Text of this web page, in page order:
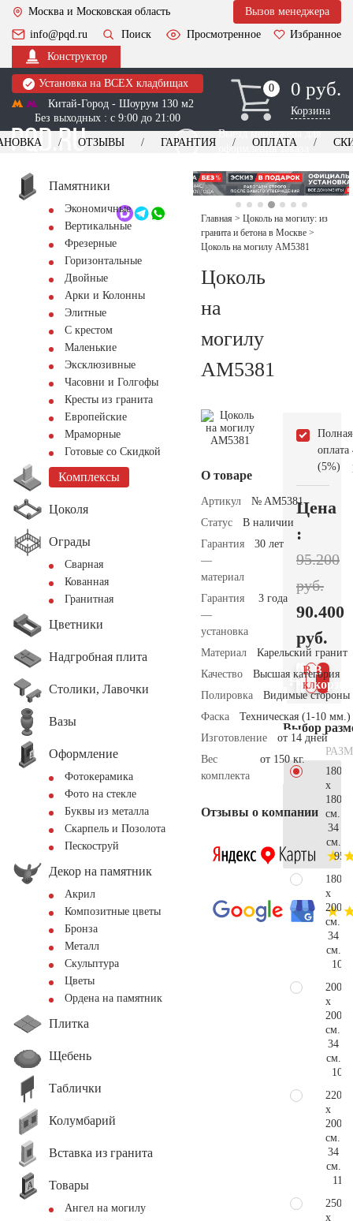
Москва и Московская область
Вызов менеджера
info@pqd.ru
Поиск Просмотренное
Избранное
Конструктор
Установка на ВСЕХ кладбищах
Китай-Город - Шоурум 130 м2
Без выходных : с 9:00 до 21:00
0
0 0 руб.
Корзина
Выезд менеджера для
оформления заказа
+7 (495) 518-44-23
Обратный звонок
ОТЗЫВЫ ГАРАНТИЯ ОПЛАТА
Памятники
Экономичные
Вертикальные
Фрезерные
Горизонтальные
Двойные
Арки и Колонны
Элитные
С крестом
Маленькие
Эксклюзивные
Часовни и Голгофы
Кресты из гранита
Европейские
Мраморные
Готовые со Скидкой
Комплексы
Цоколя
Ограды
Сварная
Кованная
Гранитная
Цветники
Надгробная плита
Столики, Лавочки
Вазы
Оформление
Фотокерамика
Фото на стекле
Буквы из металла
Скарпель и Позолота
Пескоструй
Декор на памятник
Акрил
Композитные цветы
Бронза
Металл
Скульптура
Цветы
Ордена на памятник
Плитка
Щебень
Таблички
Колумбарий
Вставка из гранита
Товары
Ангел на могилу
Главная > Цоколь на могилу: из
гранита и бетона в Москве >
Цоколь на могилу AM5381
Цоколь
на
могилу
AM5381
О товаре
Артикул
№ AM5381
Статус
В наличии
Гарантия
—
материал
30 лет
Гарантия
—
установка
3 года
Материал
Карельский гранит
Качество
Высшая категория
Полировка
Видимые стороны
Фаска
Техническая (1-10 мм.)
Изготовление
от 14 дней
Вес
комплекта
от 150 кг.
Отзывы о компании
Полная
оплата
(5%)
Цена
:
95.200
руб.
90.400
руб.
В
В 1
клик
Выбор
180
x
180
см.
34
см.
180
x
200
см.
34
см.
200
x
200
см.
34
см.
220
x
200
см.
34
см.
250
x